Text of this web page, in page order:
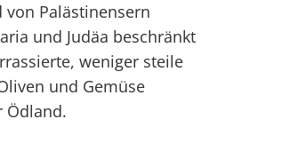
Palästinensern
und Judäa beschränkt
weniger steile
und Gemüse
Ödland.